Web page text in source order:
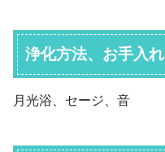
浄化方法、お手入れ
月光浴、セージ、音